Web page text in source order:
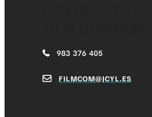
983 376 405
FILMCOM@JCYL.ES